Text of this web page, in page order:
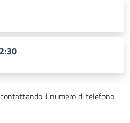
il numero di telefono